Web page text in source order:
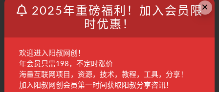
×
2025年重磅福利！加入会员限
时优惠！
欢迎进入阳叔网创！
年会员只需198，不定时涨价
海量互联网项目，资源，技术，教程，工具，分享！
加入阳叔网创会员第一时间获取阳叔分享咨讯！